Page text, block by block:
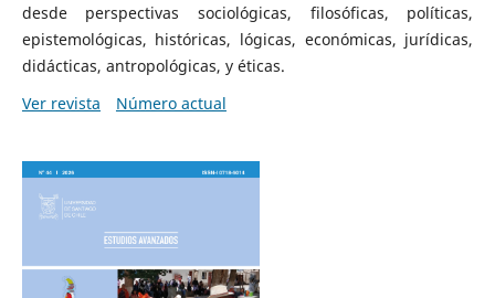
desde perspectivas sociológicas, filosóficas, políticas,
epistemológicas, históricas, lógicas, económicas, jurídicas,
didácticas, antropológicas, y éticas.
Ver revista
Número actual